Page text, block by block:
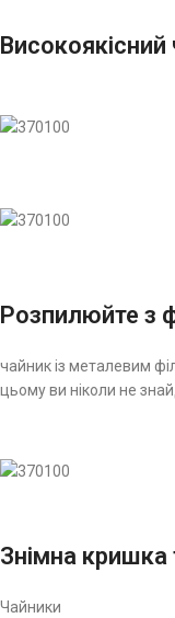
Високоякісний
Розпилюйте з
чайник із металевим
цьому ви ніколи не
Знімна кришка
Чайники